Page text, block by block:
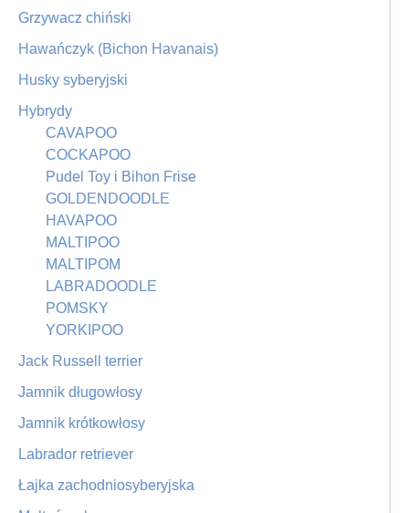
Grzywacz chiński
Hawańczyk (Bichon Havanais)
Husky syberyjski
Hybrydy
CAVAPOO
COCKAPOO
Pudel Toy i Bihon Frise
GOLDENDOODLE
HAVAPOO
MALTIPOO
MALTIPOM
LABRADOODLE
POMSKY
YORKIPOO
Jack Russell terrier
Jamnik długowłosy
Jamnik krótkowłosy
Labrador retriever
Łajka zachodniosyberyjska